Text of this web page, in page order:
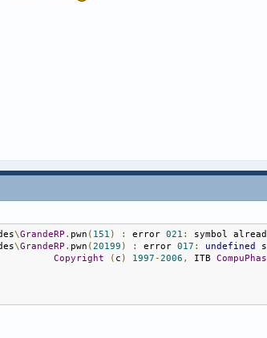
\GrandeRP . pwn ( 151 ) : error 021 :
symbol
\GrandeRP . pwn (20199 ) : error 017 : undefined
Copyright ( c ) 1997-2006 , ITB